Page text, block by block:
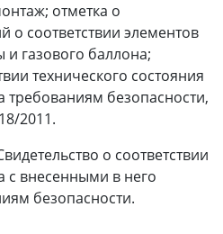
отметка о
о соответствии элементов
и газового баллона;
технического состояния
требованиям безопасности,
2011.
о соответствии
с внесенными в него
безопасности.